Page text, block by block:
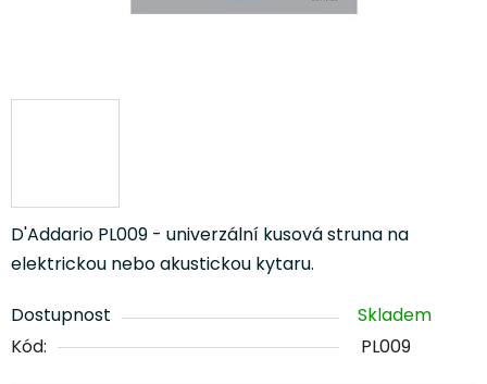
D'Addario PL009 - univerzální kusová struna na
elektrickou nebo akustickou kytaru.
Dostupnost
Skladem
Kód:
PL009